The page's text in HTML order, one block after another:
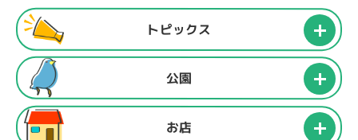
トピックス
公園
お店